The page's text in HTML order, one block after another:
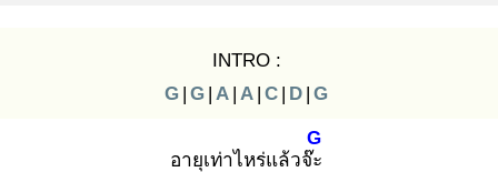
INTRO :
G | G | A | A | C | D | G
อายุเท่าไหร่แล้วจ๊ะ
G